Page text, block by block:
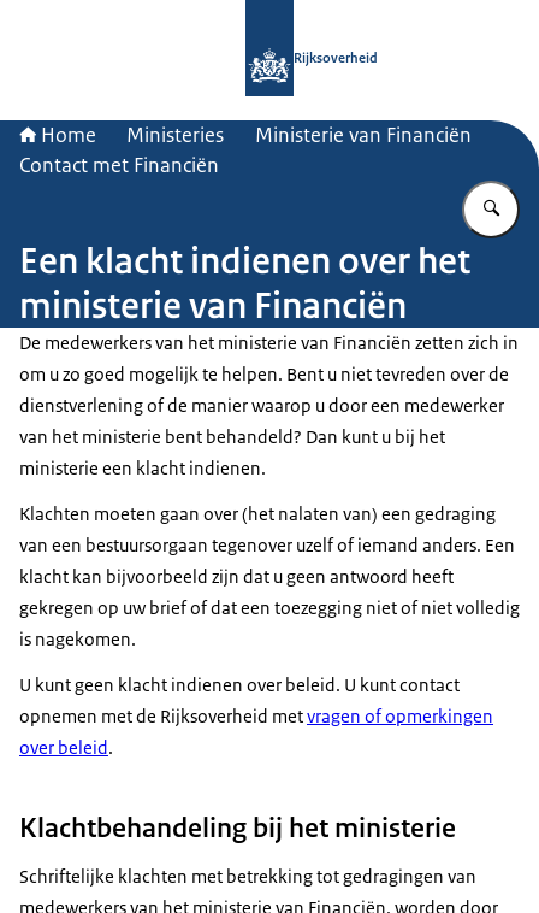
Rijksoverheid
Home Ministeries
Ministerie van Financiën
Contact met Financiën
Een klacht indienen over het
ministerie van Financiën
De medewerkers van het ministerie van Financiën zetten zich in
om u zo goed mogelijk te helpen. Bent u niet tevreden over de
dienstverlening of de manier waarop u door een medewerker
van het ministerie bent behandeld? Dan kunt u bij het
ministerie een klacht indienen.
Klachten moeten gaan over (het nalaten van) een gedraging
van een bestuursorgaan tegenover uzelf of iemand anders. Een
klacht kan bijvoorbeeld zijn dat u geen antwoord heeft
gekregen op uw brief of dat een toezegging niet of niet volledig
is nagekomen.
U kunt geen klacht indienen over beleid. U kunt contact
opnemen met de Rijksoverheid metvragen of opmerkingen
over beleid.
Klachtbehandeling bij het ministerie
Schriftelijke klachten met betrekking tot gedragingen van
medewerkers van het ministerie van Financiën, worden door